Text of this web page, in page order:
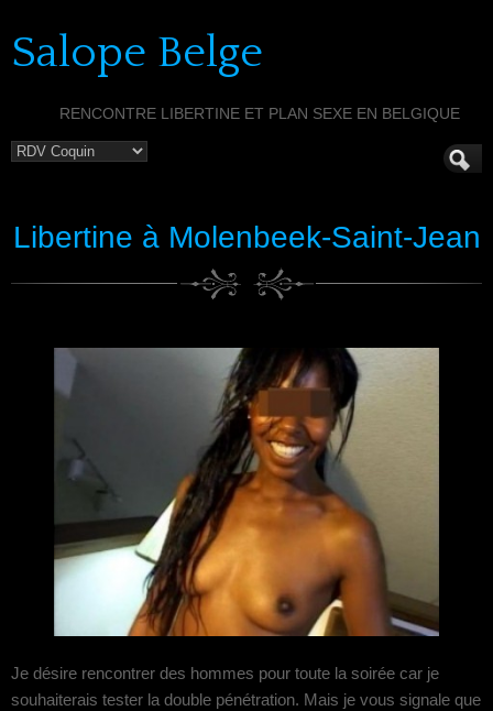
Salope Belge
RENCONTRE LIBERTINE ET PLAN SEXE EN BELGIQUE
Libertine à Molenbeek-Saint-Jean
Je désire rencontrer des hommes pour toute la soirée car je
souhaiterais tester la double pénétration. Mais je vous signale que